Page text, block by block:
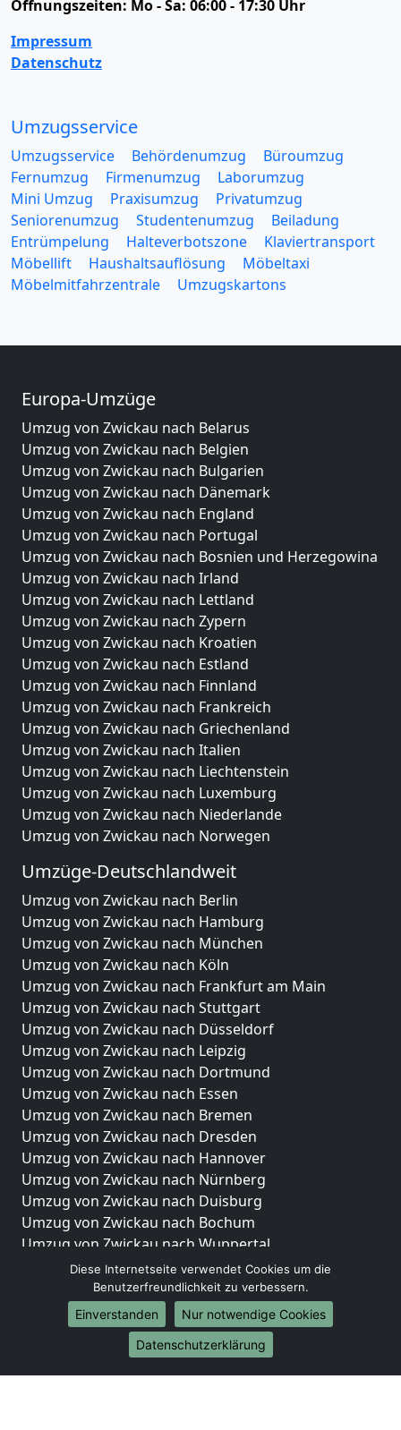
Öffnungszeiten: Mo - Sa: 06:00 - 17:30 Uhr
Impressum
Datenschutz
Umzugsservice
Umzugsservice Behördenumzug
Büroumzug
Fernumzug
Firmenumzug
Laborumzug
Mini Umzug
Praxisumzug
Privatumzug
Seniorenumzug
Studentenumzug
Beiladung
Entrümpelung
Halteverbotszone
Klaviertransport
Möbellift
Haushaltsauflösung
Möbeltaxi
Möbelmitfahrzentrale
Umzugskartons
Europa-Umzüge
Umzug von Zwickau nach Belarus
Umzug von Zwickau nach Belgien
Umzug von Zwickau nach Bulgarien
Umzug von Zwickau nach Dänemark
Umzug von Zwickau nach England
Umzug von Zwickau nach Portugal
Umzug von Zwickau nach Bosnien und Herzegowina
Umzug von Zwickau nach Irland
Umzug von Zwickau nach Lettland
Umzug von Zwickau nach Zypern
Umzug von Zwickau nach Kroatien
Umzug von Zwickau nach Estland
Umzug von Zwickau nach Finnland
Umzug von Zwickau nach Frankreich
Umzug von Zwickau nach Griechenland
Umzug von Zwickau nach Italien
Umzug von Zwickau nach Liechtenstein
Umzug von Zwickau nach Luxemburg
Umzug von Zwickau nach Niederlande
Umzug von Zwickau nach Norwegen
Umzüge-Deutschlandweit
Umzug von Zwickau nach Berlin
Umzug von Zwickau nach Hamburg
Umzug von Zwickau nach München
Umzug von Zwickau nach Köln
Umzug von Zwickau nach Frankfurt am Main
Umzug von Zwickau nach Stuttgart
Umzug von Zwickau nach Düsseldorf
Umzug von Zwickau nach Leipzig
Umzug von Zwickau nach Dortmund
Umzug von Zwickau nach Essen
Umzug von Zwickau nach Bremen
Umzug von Zwickau nach Dresden
Umzug von Zwickau nach Hannover
Umzug von Zwickau nach Nürnberg
Umzug von Zwickau nach Duisburg
Umzug von Zwickau nach Bochum
Umzug von Zwickau nach Wuppertal
Umzug von Zwickau nach Bielefeld
Umzug von Zwickau nach Bonn
Umzug von Zwickau nach Münster
Internationale-Umzüge
Umzug von Zwickau nach Brasilien
Diese Internetseite verwendet Cookies um die
Benutzerfreundlichkeit zu verbessern.
Einverstanden
Nur notwendige Cookies
Datenschutzerklärung